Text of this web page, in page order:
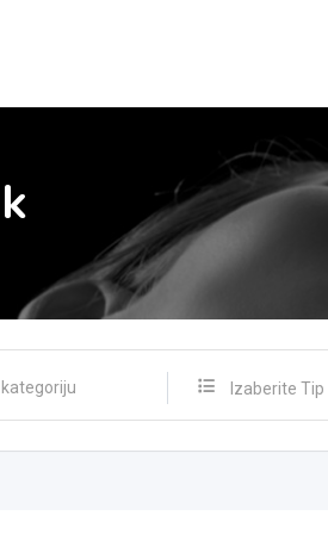
Izaberite Tip